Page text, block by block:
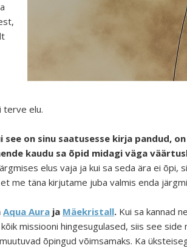
terve elu.
on sinu saatusesse kirja pandud,
kaudu sa õpid midagi väga
elus vaja ja kui sa seda ära ei
me täna kirjutame juba valmis enda
Aqua Aura ja Mäekristall. Kui sa kannad
missiooni hingesugulased, siis see
õpingud võimsamaks. Ka